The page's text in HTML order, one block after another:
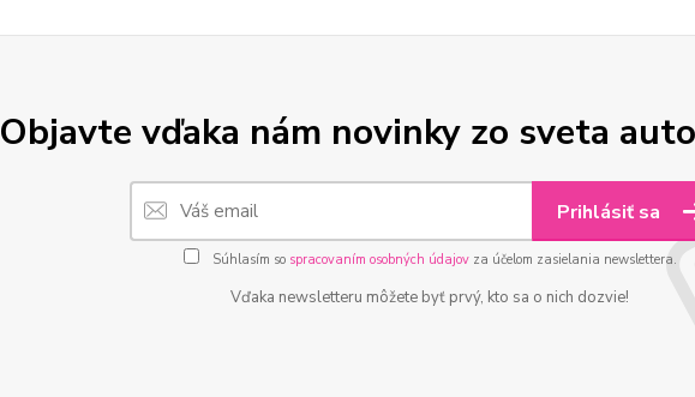
Objavte vďaka nám novinky zo sveta
Prihlásiť sa
Súhlasím so spracovaním osobných údajovza účelom zasielania newslettera.
Vďaka newsletteru môžete byť prvý, kto sa o nich dozvie!